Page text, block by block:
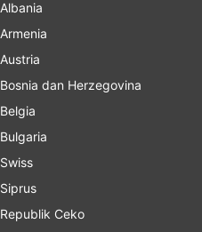
Albania
Armenia
Austria
Bosnia dan Herzegovina
Belgia
Bulgaria
Swiss
Siprus
Republik Ceko